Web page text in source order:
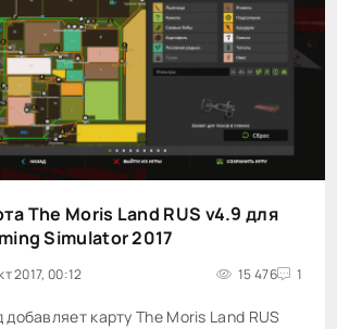
The Moris Land RUS v4.9 для
Simulator 2017
2017, 00:12 15 476 1
карту The Moris Land RUS